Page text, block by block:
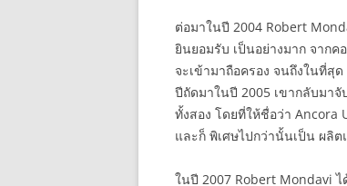
ต่อมาในปี 2004 Robert
ยินยอมรับ เป็นอย่างมาก จาก
จะเข้ามาถือครอง จนถึงในที่สุ
ปีถัดมาในปี 2005 เขากลับมา
ทั้งสอง โดยที่ให้ชื่อว่า Ancora
และก็ พิเศษไปกว่านั้นเป็น ผลิต
ในปี 2007 Robert Mondavi